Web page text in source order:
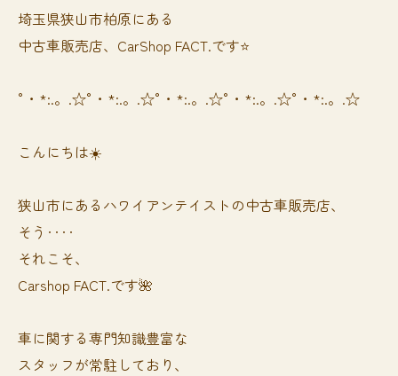
埼玉県狭山市柏原にある
中古車販売店、CarShop FACT.です⭐️
°・*:.。.☆°・*:.。.☆°・*:.。.☆°・*:.。.☆°・*:.。.☆
こんにちは☀️
狭山市にあるハワイアンテイストの中古車販売店、
そう‥‥
それこそ、
Carshop FACT.です🌺
車に関する専門知識豊富な
スタッフが常駐しており、